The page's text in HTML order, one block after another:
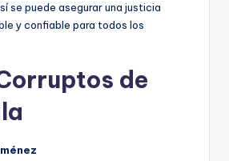
se puede asegurar una justicia
y confiable para todos los
de